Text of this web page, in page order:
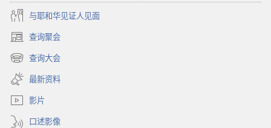
与耶和华见证人见面
查询聚会
（打
开
新
窗
口）
查询大会
（打
开
新
窗
最新资料
影片
口述影像